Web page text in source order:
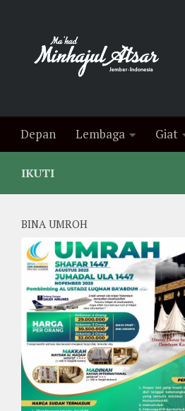
Depan Lembaga Giat
IKUTI
BINA UMROH